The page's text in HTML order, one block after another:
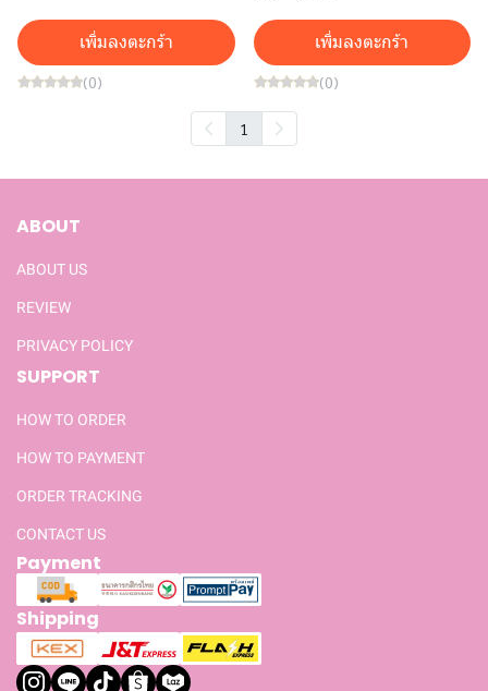
เพิ่มลงตะกร้า
(0)
เพิ่มลงตะกร้า
(0)
1
ABOUT
ABOUT US
REVIEW
PRIVACY POLICY
SUPPORT
HOW TO ORDER
HOW TO PAYMENT
ORDER TRACKING
CONTACT US
Payment
Shipping